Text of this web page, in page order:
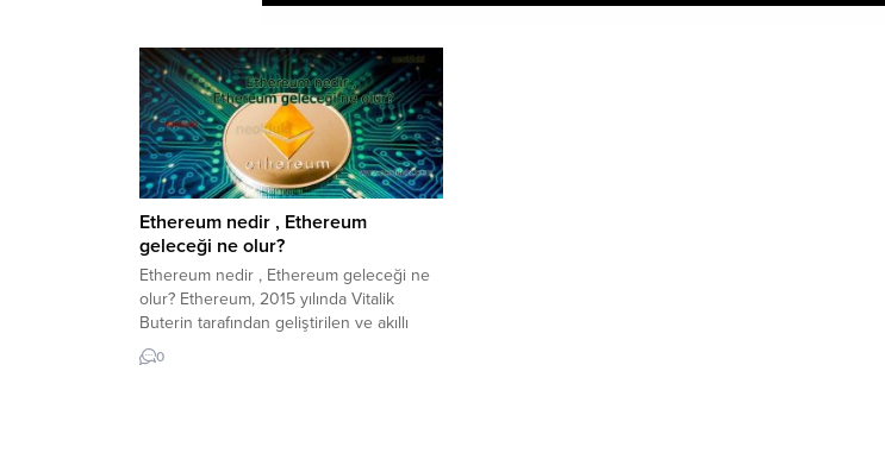
Ethereum nedir , Ethereum
geleceği ne olur?
Ethereum nedir , Ethereum geleceği ne
olur? Ethereum, 2015 yılında Vitalik
Buterin tarafından geliştirilen ve akıllı
sözleşmelerin çalıştırılmasını sağlayan bir
blockchain platformudur. Ethereum,
0